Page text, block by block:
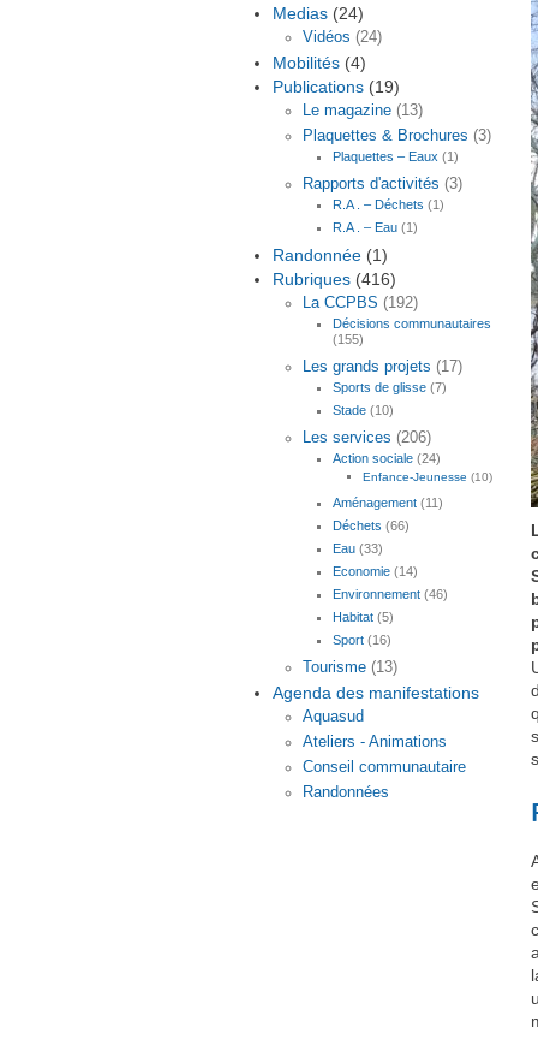
Medias (24)
Vidéos (24)
Mobilités (4)
Publications (19)
Le magazine (13)
Plaquettes & Brochures (3)
Plaquettes – Eaux (1)
Rapports d'activités (3)
R.A . – Déchets (1)
R.A . – Eau (1)
Randonnée (1)
Rubriques (416)
La CCPBS (192)
Décisions communautaires
(155)
Les grands projets (17)
Sports de glisse (7)
Stade (10)
Les services (206)
Action sociale (24)
Enfance-Jeunesse (10)
Aménagement (11)
Déchets (66)
Eau (33)
Economie (14)
Environnement (46)
Habitat (5)
Sport (16)
Tourisme (13)
Agenda des manifestations
Aquasud
Ateliers - Animations
Conseil communautaire
Randonnées